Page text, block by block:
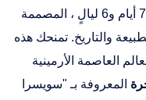
، المصممة
والتاريخ. تمنحك هذه
العاصمة الأرمينية
المعروفة بـ "سويسرا